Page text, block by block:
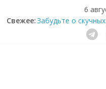
6
Свежее:
Секрет
пребиотиками
здорового питания